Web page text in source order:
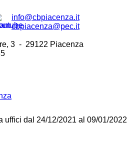
info@cbpiacenza.it
cbpiacenza@pec.it
3 - 29122 Piacenza
uffici dal 24/12/2021 al 09/01/2022